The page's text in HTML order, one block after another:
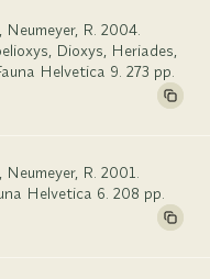
R. 2004.
Dioxys, Heriades,
Helvetica 9. 273 pp.
R. 2001.
Helvetica 6. 208 pp.